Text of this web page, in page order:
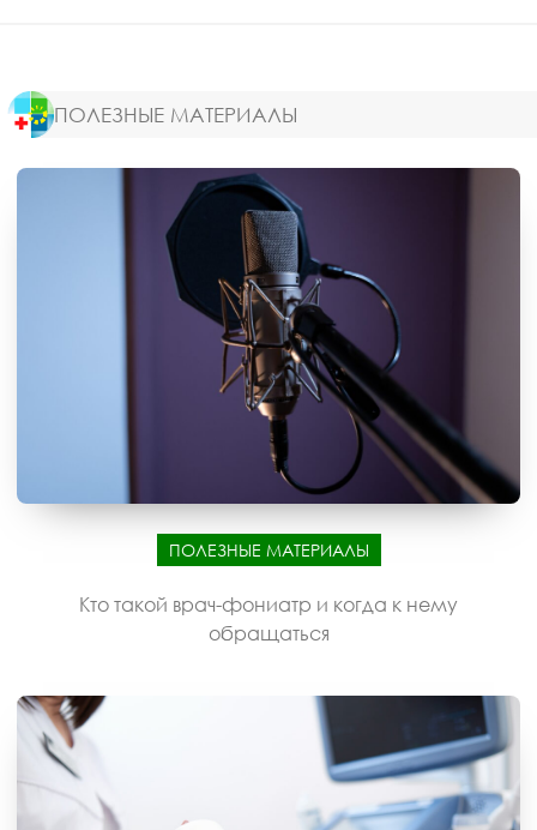
ПОЛЕЗНЫЕ МАТЕРИАЛЫ
ПОЛЕЗНЫЕ МАТЕРИАЛЫ
Кто такой врач-фониатр и когда к нему
обращаться